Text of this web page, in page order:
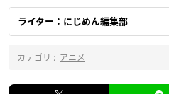
ライター：にじめん編集部
カテゴリ : アニメ